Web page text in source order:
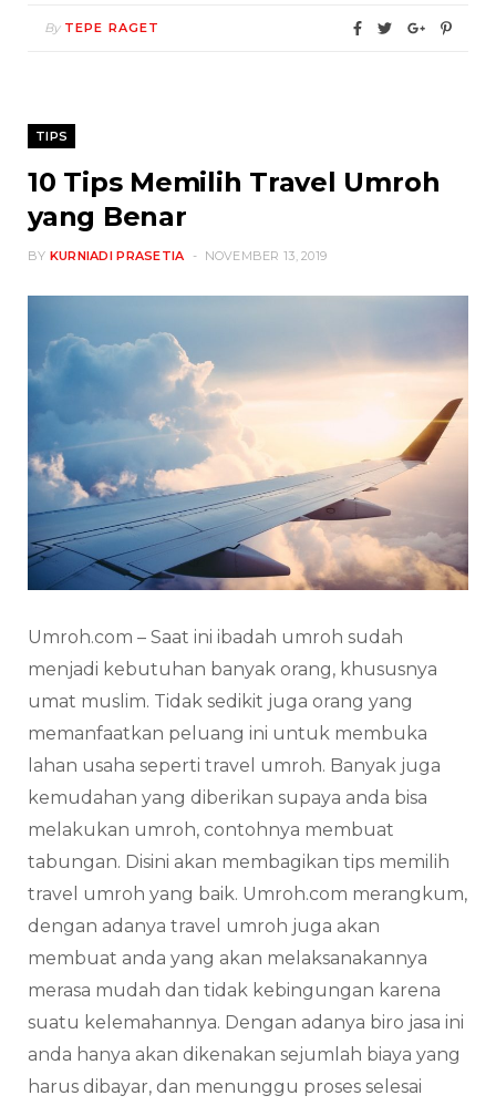
By TEPE RAGET
TIPS
10 Tips Memilih Travel Umroh
yang Benar
BY KURNIADI PRASETIA NOVEMBER 13, 2019
Umroh.com – Saat ini ibadah umroh sudah
menjadi kebutuhan banyak orang, khususnya
umat muslim. Tidak sedikit juga orang yang
memanfaatkan peluang ini untuk membuka
lahan usaha seperti travel umroh. Banyak juga
kemudahan yang diberikan supaya anda bisa
melakukan umroh, contohnya membuat
tabungan. Disini akan membagikan tips memilih
travel umroh yang baik. Umroh.com merangkum,
dengan adanya travel umroh juga akan
membuat anda yang akan melaksanakannya
merasa mudah dan tidak kebingungan karena
suatu kelemahannya. Dengan adanya biro jasa ini
anda hanya akan dikenakan sejumlah biaya yang
harus dibayar, dan menunggu proses selesai